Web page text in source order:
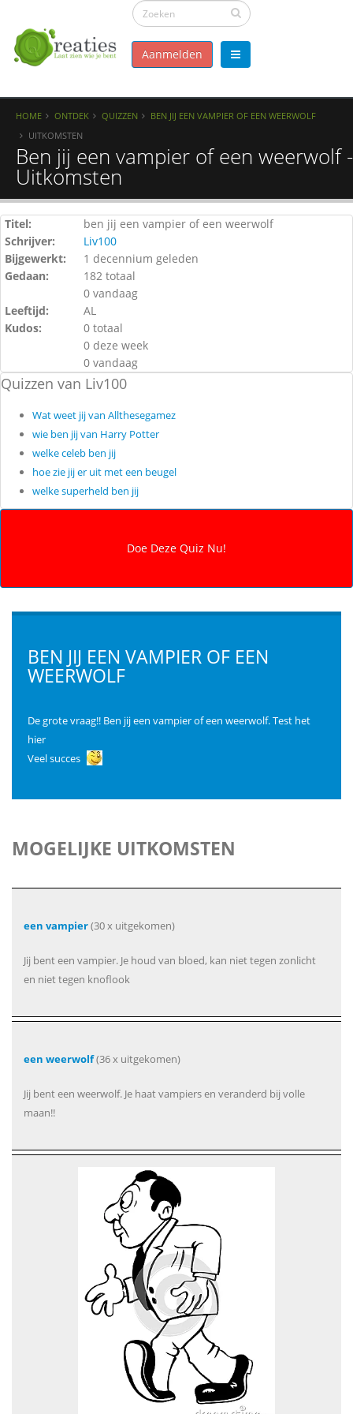
Aanmelden
HOME ONTDEK QUIZZEN
BEN JIJ EEN VAMPIER OF EEN WEERWOLF
UITKOMSTEN
Ben jij een vampier of een weerwolf -
Uitkomsten
Titel:
ben jij een vampier of een weerwolf
Schrijver:
Liv100
Bijgewerkt:
1 decennium geleden
Gedaan:
182 totaal
0 vandaag
Leeftijd:
AL
Kudos:
0 totaal
0 deze week
0 vandaag
Quizzen van Liv100
Wat weet jij van Allthesegamez
wie ben jij van Harry Potter
welke celeb ben jij
hoe zie jij er uit met een beugel
welke superheld ben jij
BEN JIJ EEN VAMPIER OF EEN
WEERWOLF
De grote vraag!! Ben jij een vampier of een weerwolf. Test het
hier
Veel succes
MOGELIJKE UITKOMSTEN
een vampier(30 x uitgekomen)
Jij bent een vampier. Je houd van bloed, kan niet tegen zonlicht
en niet tegen knoflook
een weerwolf(36 x uitgekomen)
Jij bent een weerwolf. Je haat vampiers en veranderd bij volle
maan!!